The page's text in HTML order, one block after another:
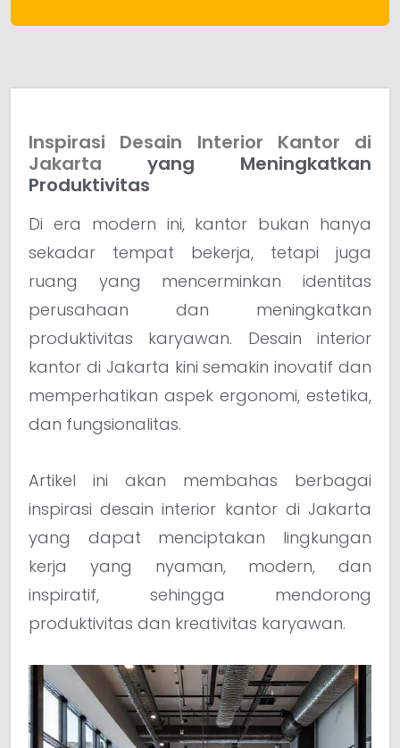
Inspirasi Desain Interior Kantor di
Jakarta yang Meningkatkan
Produktivitas
Di era modern ini, kantor bukan hanya
sekadar tempat bekerja, tetapi juga
ruang yang mencerminkan identitas
perusahaan dan meningkatkan
produktivitas karyawan. Desain interior
kantor di Jakarta kini semakin inovatif dan
memperhatikan aspek ergonomi, estetika,
dan fungsionalitas.
Artikel ini akan membahas berbagai
inspirasi desain interior kantor di Jakarta
yang dapat menciptakan lingkungan
kerja yang nyaman, modern, dan
inspiratif, sehingga mendorong
produktivitas dan kreativitas karyawan.